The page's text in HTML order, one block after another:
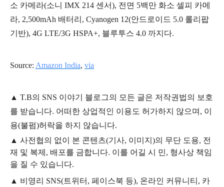
소 카메라(소니 IMX 214 센서), 전면 5백만 화소 셀피 카메
라, 2,500mAh 배터리, Cyanogen 12(안드로이드 5.0 롤리팝
기반), 4G LTE/3G HSPA+, 블루투스 4.0 까지다.
Source: Amazon India, via
▲ T.B의 SNS 이야기 블 로그의 모든 글은 저작권법의 보호
를 받습니다. 어떠한 상업적인 이용도 허가하지 않으며, 이
용(불펌)허락을 하지 않습니다.
▲ 사전협의 없이 본 콘텐츠(기사, 이미지)의 무단 도용, 전
재 및 복제, 배포를 금합니다. 이를 어길 시 민, 형사상 책임
을 질 수 있습니다.
▲ 비영리 SNS(트위터, 페이스북 등), 온라인 커뮤니티, 카